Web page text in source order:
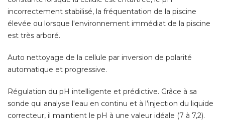
incorrectement stabilisé, la fréquentation de la piscine
élevée ou lorsque l'environnement immédiat de la piscine
est très arboré.
Auto nettoyage de la cellule par inversion de polarité
automatique et progressive.
Régulation du pH intelligente et prédictive. Grâce à sa
sonde qui analyse l'eau en continu et à l'injection du liquide
correcteur, il maintient le pH à une valeur idéale (7 à 7,2).